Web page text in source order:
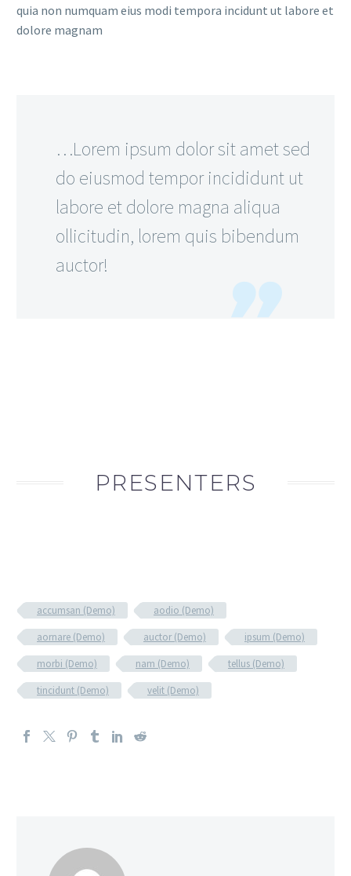
quia non numquam eius modi tempora incidunt ut labore et
dolore magnam
…Lorem ipsum dolor sit amet sed
do eiusmod tempor incididunt ut
labore et dolore magna aliqua
ollicitudin, lorem quis bibendum
auctor!
PRESENTERS
accumsan (Demo)
aodio (Demo)
aornare (Demo)
auctor (Demo)
ipsum (Demo)
morbi (Demo)
nam (Demo)
tellus (Demo)
tincidunt (Demo)
velit (Demo)